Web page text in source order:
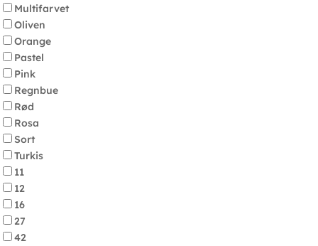
Multifarvet
Oliven
Orange
Pastel
Pink
Regnbue
Rød
Rosa
Sort
Turkis
11
12
16
27
42